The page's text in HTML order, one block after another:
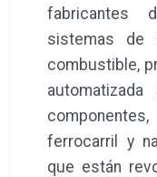
fabricantes
sistemas de
combustible,
ferrocarril y
que están